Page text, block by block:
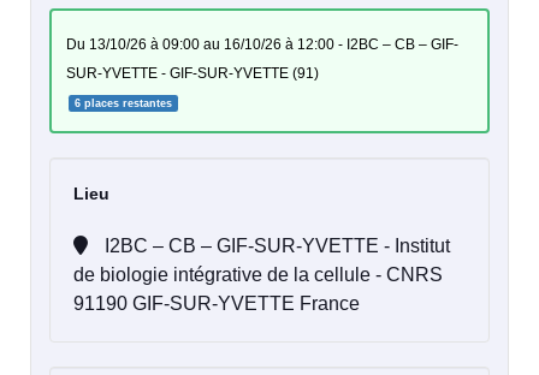
du 13/10/26 à 09:00 au 16/10/26 à 12:00 - I2BC – CB – GIF-
SUR-YVETTE - GIF-SUR-YVETTE (91)
6 places restantes
Lieu
de biologie intégrative de la cellule - CNRS
91190 GIF-SUR-YVETTE France